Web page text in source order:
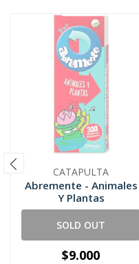
CATAPULTA
Abremente - Animales
Y Plantas
SOLD OUT
$9.000